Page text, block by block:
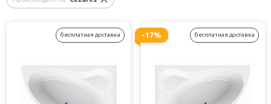
бесплатная доставка -17% бесплатная доставка